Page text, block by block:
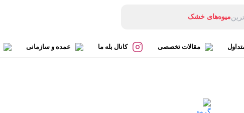
میوه‌های خشک
لواشک‌های ارگانیک
مقالات تخصصی کانال بله ما عمده و سازمانی